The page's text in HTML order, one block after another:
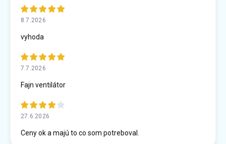
8.7.2026
vyhoda
7.7.2026
Fajn ventilátor
27.6.2026
Ceny ok a majú to co som potreboval.